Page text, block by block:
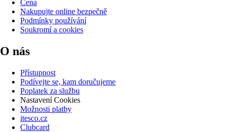
Cena
Nakupujte online bezpečně
Podmínky používání
Soukromí a cookies
O nás
Přístupnost
Podívejte se, kam doručujeme
Poplatek za službu
Nastavení Cookies
Možnosti platby
itesco.cz
Clubcard